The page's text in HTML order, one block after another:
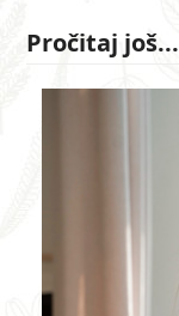
Pročitaj još...